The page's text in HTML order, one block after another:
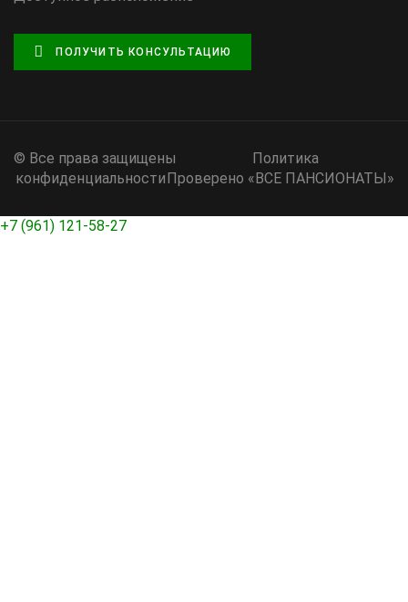
ПОЛУЧИТЬ КОНСУЛЬТАЦИЮ
© Все права защищены
Политика
конфиденциальностиПроверено «ВСЕ ПАНСИОНАТЫ»
+7 (961) 121-58-27